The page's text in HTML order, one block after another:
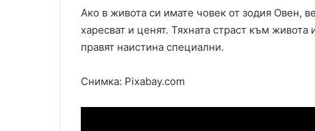
Ако в живота си имате човек от зодия Овен,
харесват и ценят. Тяхната страст към
правят наистина специални.
Снимка: Pixabay.com